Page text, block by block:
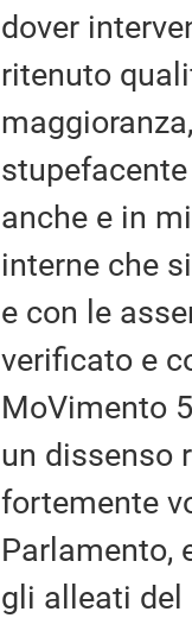
dover
ritenuto
anche e in
interne che
e con le
verificato e
MoVimento
un dissenso
fortemente
Parlamento,
gli alleati del